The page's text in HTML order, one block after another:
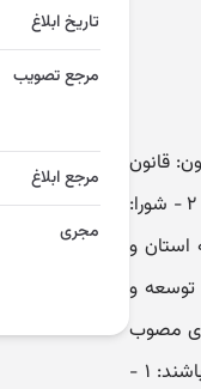
زیر در معانی مشروح مربوط به کار می روند: ۱ - قانون: قانون
برنامه چهارم توسعه اقتصادی، اجتماعی و فرهنگی جمهوری اسلامی ایران- مصوب ۱۳۸۳- ۲ - شورا:
استان و
توسعه و
مصوب
در کلیه استا نهای کشور، شورا تشکیل می شود. ماده ۳ - اعضای شورا به شرح زیر می باشند: ۱ -
تاریخ ابلاغ
مرجع تصویب
مرجع ابلاغ
مجری